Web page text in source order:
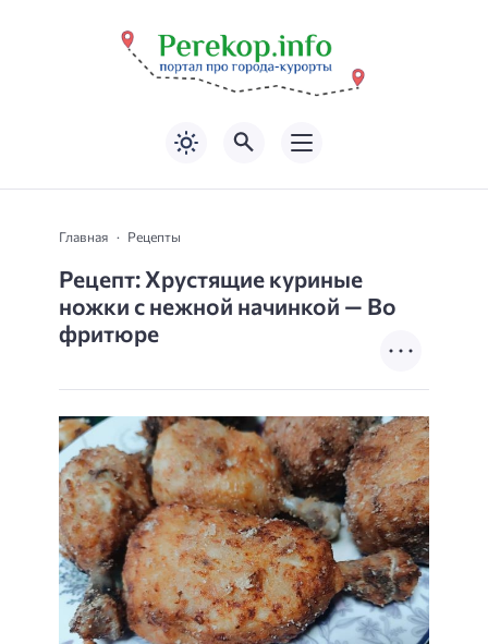
Главная Рецепты
Рецепт: Хрустящие куриные
ножки с нежной начинкой — Во
фритюре